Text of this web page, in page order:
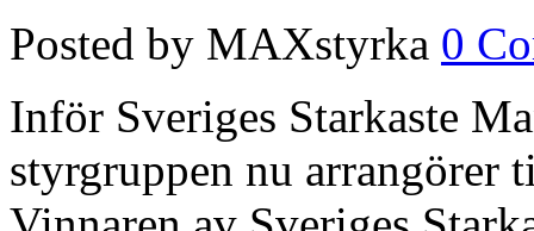
Posted by MAXstyrka 0
Inför Sveriges Starkaste
styrgruppen nu